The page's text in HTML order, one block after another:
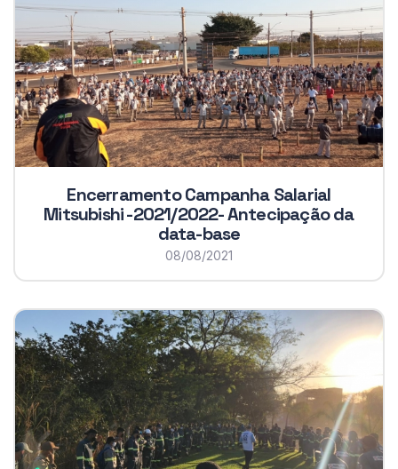
Encerramento Campanha Salarial
Mitsubishi -2021/2022- Antecipação da
data-base
08/08/2021